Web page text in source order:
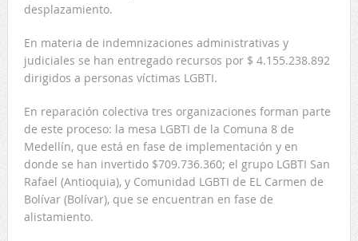
desplazamiento.
En materia de indemnizaciones administrativas y
judiciales se han entregado recursos por $ 4.155.238.892
dirigidos a personas víctimas LGBTI.
En reparación colectiva tres organizaciones forman parte
de este proceso: la mesa LGBTI de la Comuna 8 de
Medellín, que está en fase de implementación y en
donde se han invertido $709.736.360; el grupo LGBTI San
Rafael (Antioquia), y Comunidad LGBTI de EL Carmen de
Bolívar (Bolívar), que se encuentran en fase de
alistamiento.